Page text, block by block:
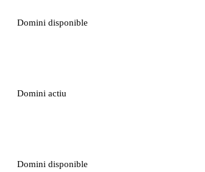
Domini disponible
Domini actiu
Domini disponible